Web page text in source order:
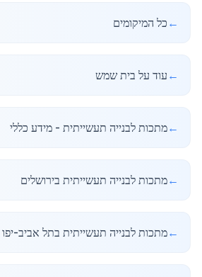
← כל המיקומים
← עוד על בית שמש
←מתכות לבנייה תעשייתית - מידע כללי
←מתכות לבנייה תעשייתית בירושלים
←מתכות לבנייה תעשייתית בתל אביב-יפו